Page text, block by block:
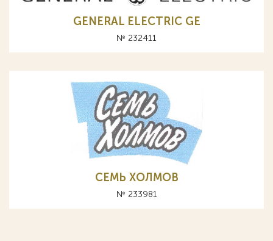
GENERAL ELECTRIC GE
№ 232411
СЕМЬ ХОЛМОВ
№ 233981